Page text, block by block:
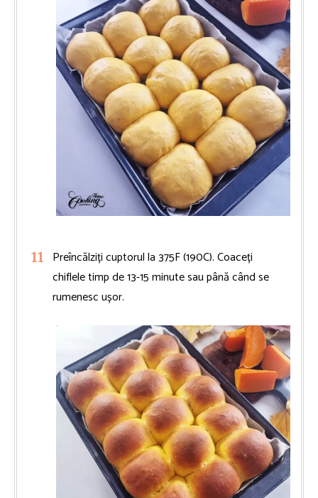
Preîncălziți cuptorul la 375F (190C). Coaceți
chiflele timp de 13-15 minute sau până când se
rumenesc ușor.